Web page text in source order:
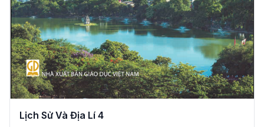
Lịch Sử Và Địa Lí 4